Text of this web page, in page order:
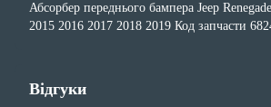
Абсорбер переднього бампера Jeep
2015 2016 2017 2018 2019 Код запчасти
Відгуки